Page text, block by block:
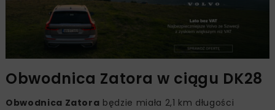
Obwodnica Zatora w ciągu DK28
Obwodnica Zatora będzie miała 2,1 km długości